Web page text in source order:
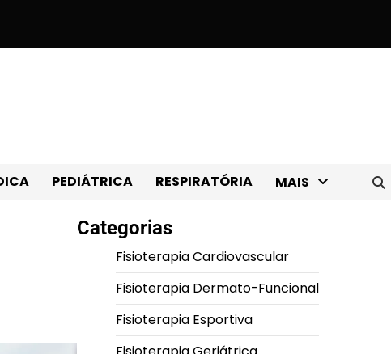
PEDIÁTRICA RESPIRATÓRIA MAIS
Categorias
Fisioterapia Cardiovascular
Fisioterapia Dermato-Funcional
Fisioterapia Esportiva